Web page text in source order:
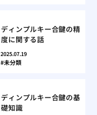
ディンプルキー合鍵の精
度に関する話
2025.07.19
未分類
ディンプルキー合鍵の基
礎知識